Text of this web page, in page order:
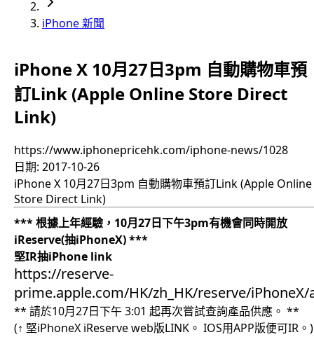
iPhone 新聞
iPhone X 10月27日3pm 自動購物車預
訂Link (Apple Online Store Direct
Link)
https://www.iphonepricehk.com/iphone-news/1028
日期: 2017-10-26
iPhone X 10月27日3pm 自動購物車預訂Link (Apple Online
Store Direct Link)
*** 根據上年經驗，10月27日下午3pm有機會同時開放
iReserve(抽iPhoneX) ***
堅IR抽iPhone link
https://reserve-
prime.apple.com/HK/zh_HK/reserve/
** 請於10月27日下午 3:01 起再次嘗試查詢產品供應。 **
(↑ 堅iPhoneX iReserve web版LINK。 IOS用APP版便可IR。)